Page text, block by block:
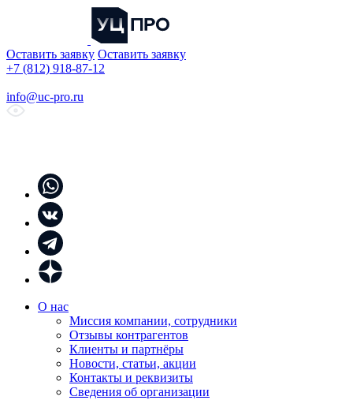
Оставить заявку Оставить заявку
+7 (812) 918-87-12
info@uc-pro.ru
О нас
Миссия компании, сотрудники
Отзывы контрагентов
Клиенты и партнёры
Новости, статьи, акции
Контакты и реквизиты
Сведения об организации